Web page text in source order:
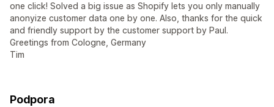
one click! Solved a big issue as Shopify lets you only manually
anonyize customer data one by one. Also, thanks for the quick
and friendly support by the customer support by Paul.
Greetings from Cologne, Germany
Tim
Podpora